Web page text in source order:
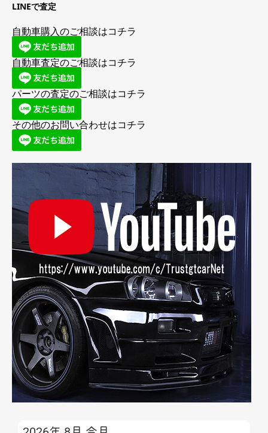
LINEで査定
自動車購入のご相談はコチラ
自動車査定のご相談はコチラ
パーツの査定のご相談はコチラ
その他のお問い合わせはコチラ